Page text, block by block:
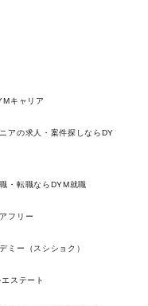
キャリア
アの求人・案件探しならDY
・転職ならDYM就職
フリー
ミー（スシショク）
ステート